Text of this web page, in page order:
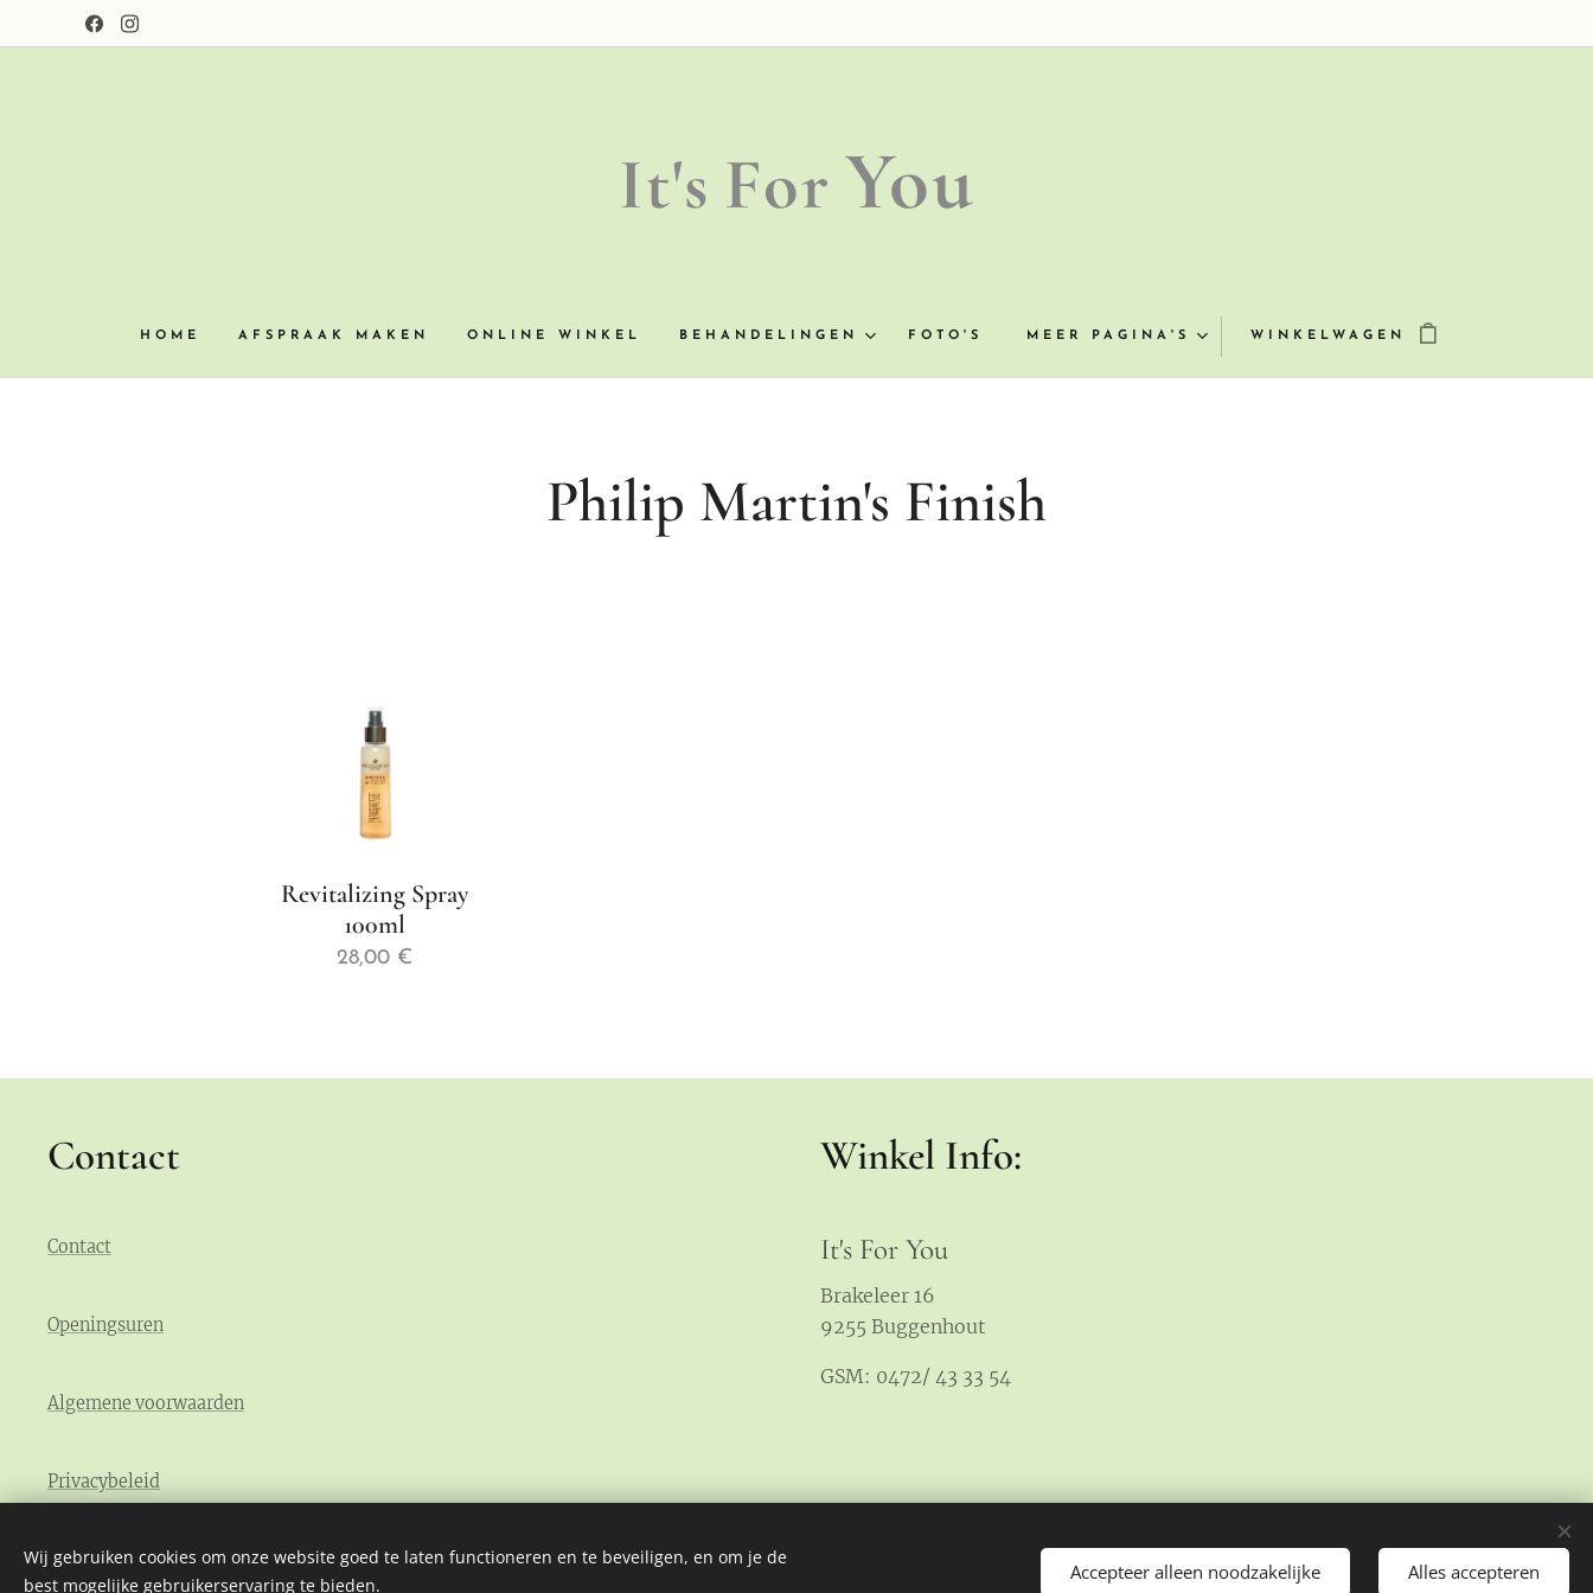
It's For You
HOME AFSPRAAK MAKEN ONLINE WINKEL BEHANDELINGEN FOTO'S MEER PAGINA'S WINKELWAGEN
Philip Martin's Finish
Revitalizing Spray
100ml
28,00€
Contact
Contact
Openingsuren
Algemene voorwaarden
Privacybeleid
Winkel Info:
It's For You
Brakeleer 16
9255 Buggenhout
GSM: 0472/ 43 33 54
Wij gebruiken cookies om onze website goed te laten functioneren en te beveiligen, en om je de
best mogelijke gebruikerservaring te bieden.
Accepteer alleen noodzakelijke Alles accepteren